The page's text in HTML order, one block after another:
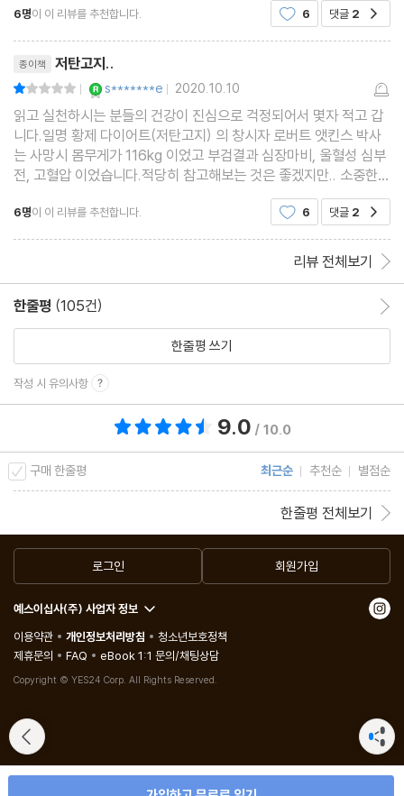
_외모, 기력, 체력을 유지하고 젊음을 되찾다
노화의 메커니즘_ 왜 늙을까 | 42 혈당치 때문에 살찌고 늙고 병든
다 | 43 늙고 싶지 않다면 AGE를 줄인다 | 44 식초나 레몬을 조미
료 대신 쓴다 | 45 콜레스테롤도 산화와 당화가 문제 | 46 주름, 기
미, 여드름도 AGE가 원인 | 47 4가지 요소가 AGE를 축적한다 | 4
8 장어, 닭고기, 참치는 천연 항산화 식품 | 49 비타민B1, B6가 AG
E를 억제한다 | 50 폴리페놀로 젊어진다 | 51 향신료는 노화 방지
에 좋다 | 52 콜라겐은 먹어도 효과가 없다
_면역력을 회복하고 암을 멀리하다
병의 메커니즘_ 왜 병에 걸릴까 | 53 신석기인의 식단으로 돌아간
다 | 54 위장의 7할만 채우면 장수한다 | 55 딱딱한 음식을 꼭꼭 씹
어 먹는다 | 56 다수 첨가물은 발암성이 증명되었다 | 57 무농약 채
소를 많이 먹는다 | 58 인공감미료가 설탕보다 위험하다 | 59 인공
식품이 장기를 혹사시킨다 | 60 먹는 방법에 따라 장내 환경이 바뀐
다 | 61 현대인은 너무 짜게 먹는다 | 62 칼륨을 섭취하여 염분을 배
출한다 | 63 오래된 기름은 독성이 강하다 | 64 왜 올리브유는 최강
의 기름일까 | 65 감자칩은 악마의 음식 | 66 살코기 스테이크를 자
주 먹는다 | 67 탄 음식에는 발암성 물질이 들어 있다 | 68 체온을
올리면 면역력이 높아진다
6장 통계 자료가 알려주는 100세 시대 식사법
_장수하는 사람들의 10가지 생활 규칙
몸에 좋은 식사법_ 장수하는 사람들에겐 공통점이 있다 | 규칙 1_
비탈길을 걷는다 | 규칙 4_ 평생 일을 놓지 않는다 | 규칙 5_ 삶의
보람을 찾는다 | 규칙 6_ 건강관리에 철저하다 | 규칙 7_ 과식하지
않는다 | 규칙 8_ 와인을 즐긴다 | 규칙 9_ 초콜릿을 먹는다 | 규칙
게 먹고 있다. 다름아닌 '헛헛함' 때문이다. 아닌게 아
6명이 이 리뷰를 추천합니다. 6 댓글 2
종이책 저탄고지..
| s*******e | 2020.10.10
읽고 실천하시는 분들의 건강이 진심으로 걱정되어서 몇자 적고 갑
니다.일명 황제 다이어트(저탄고지) 의 창시자 로버트 앳킨스 박사
는 사망시 몸무게가 116kg 이었고 부검결과 심장마비, 울혈성 심부
전, 고혈압 이었습니다.적당히 참고해보는 것은 좋겠지만.. 소중한
자신의 건강을 다른 사람의 말만 믿고 맹목적으로 따르는 것은 주의
가 필요할것 같습니다.적어도 다른 의견의 가진 의
6명이 이 리뷰를 추천합니다. 6 댓글 2
리뷰 전체보기
한줄평 (105건)
한줄평 쓰기
작성 시 유의사항
9.0 / 10.0
구매 한줄평 최근순 추천순 별점순
한줄평 전체보기
로그인 회원가입
예스이십사(주) 사업자 정보
이용약관
개인정보처리방침
청소년보호정책
제휴문의
FAQ eBook 1:1 문의/채팅상담
Copyright © YES24 Corp. All Rights Reserved.